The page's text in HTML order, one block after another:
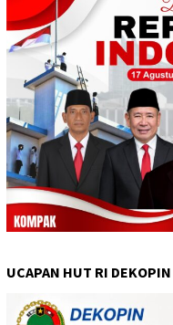
UCAPAN HUT RI